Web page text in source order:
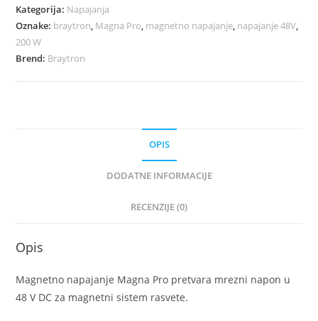
Kategorija: Napajanja
Oznake: braytron, Magna Pro, magnetno napajanje, napajanje 48V,
200 W
Brend: Braytron
OPIS
DODATNE INFORMACIJE
RECENZIJE (0)
Opis
Magnetno napajanje Magna Pro pretvara mrezni napon u
48 V DC za magnetni sistem rasvete.